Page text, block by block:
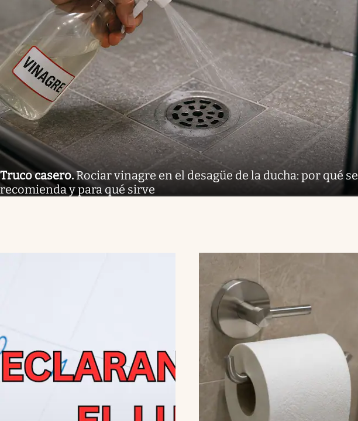
Truco casero.Rociar vinagre en el desagüe de la ducha: por qué se
recomienda y para qué sirve